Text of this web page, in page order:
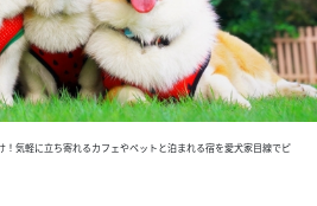
！気軽に立ち寄れるカフェやペットと泊まれる宿を愛犬家目線でピ